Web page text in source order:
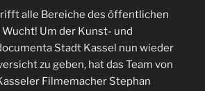
alle Bereiche des öffentlichen
Um der Kunst- und
Stadt Kassel nun wieder
zu geben, hat das Team von
Filmemacher Stephan